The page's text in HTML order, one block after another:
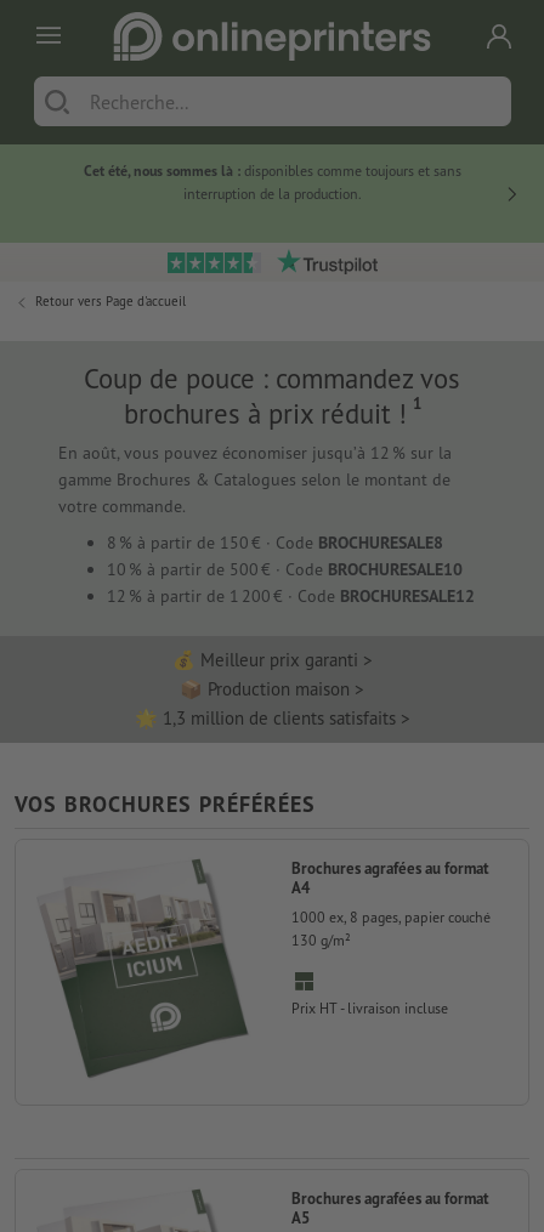
Cet été, nous sommes là :disponibles comme toujours et sans
interruption de la production.
Retour vers Page d'accueil
VOS BROCHURES PRÉFÉRÉES
Brochures agrafées au format
A4
1000 ex, 8 pages, papier couché
130 g/m²
Prix HT - livraison incluse
Brochures agrafées au format
A5
Coup de pouce : commandez vos
brochures à prix réduit ! 1
En août, vous pouvez économiser jusqu’à 12 % sur la
gamme Brochures & Catalogues selon le montant de
votre commande.
8 % à partir de 150 € · Code BROCHURESALE8
10 % à partir de 500 € · Code BROCHURESALE10
12 % à partir de 1 200 € · Code BROCHURESALE12
💰 Meilleur prix garanti
📦 Production maison
🌟 1,3 million de clients satisfaits